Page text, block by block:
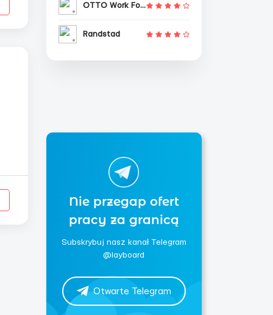
OTTO Work Force
Randstad
Nie przegap ofert
pracy za granicą
Subskrybuj nasz kanał Telegram
@layboard
Otwarte Telegram